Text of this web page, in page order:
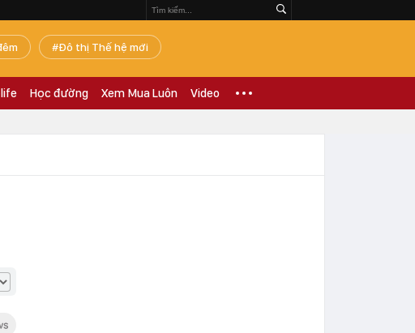
Đô thị Thế hệ mới
Học đường Xem Mua Luôn Video